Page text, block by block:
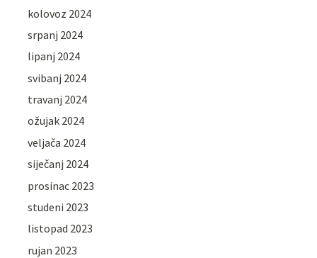
kolovoz 2024
srpanj 2024
lipanj 2024
svibanj 2024
travanj 2024
ožujak 2024
veljača 2024
siječanj 2024
prosinac 2023
studeni 2023
listopad 2023
rujan 2023